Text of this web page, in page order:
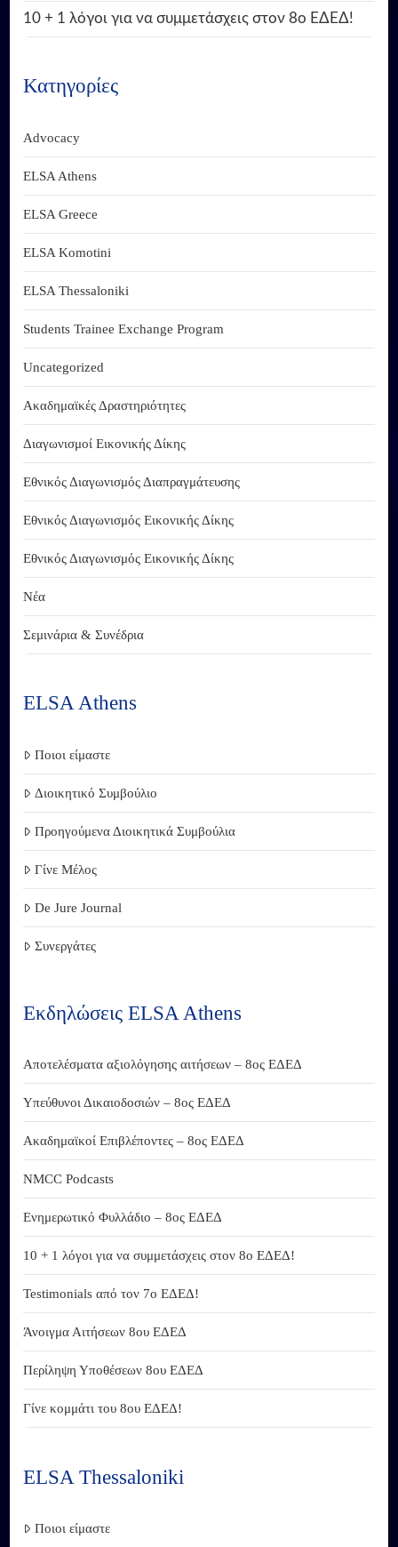
10 + 1 λόγοι για να συμμετάσχεις στον 8ο ΕΔΕΔ!
Κατηγορίες
Advocacy
ELSA Athens
ELSA Greece
ELSA Komotini
ELSA Thessaloniki
Students Trainee Exchange Program
Uncategorized
Ακαδημαϊκές Δραστηριότητες
Διαγωνισμοί Εικονικής Δίκης
Εθνικός Διαγωνισμός Διαπραγμάτευσης
Εθνικός Διαγωνισμός Εικονικής Δίκης
Εθνικός Διαγωνισμός Εικονικής Δίκης
Νέα
Σεμινάρια & Συνέδρια
ELSA Athens
Ποιοι είμαστε
Διοικητικό Συμβούλιο
Προηγούμενα Διοικητικά Συμβούλια
Γίνε Μέλος
De Jure Journal
Συνεργάτες
Εκδηλώσεις ELSA Athens
Αποτελέσματα αξιολόγησης αιτήσεων – 8ος ΕΔΕΔ
Υπεύθυνοι Δικαιοδοσιών – 8ος ΕΔΕΔ
Ακαδημαϊκοί Επιβλέποντες – 8ος ΕΔΕΔ
NMCC Podcasts
Ενημερωτικό Φυλλάδιο – 8ος ΕΔΕΔ
10 + 1 λόγοι για να συμμετάσχεις στον 8ο ΕΔΕΔ!
Testimonials από τον 7ο ΕΔΕΔ!
Άνοιγμα Αιτήσεων 8ου ΕΔΕΔ
Περίληψη Υποθέσεων 8ου ΕΔΕΔ
Γίνε κομμάτι του 8ου ΕΔΕΔ!
ELSA Thessaloniki
Ποιοι είμαστε